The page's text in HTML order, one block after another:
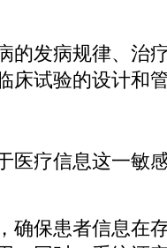
的发病规律、治
试验的设计和
医疗信息这一敏
确保患者信息